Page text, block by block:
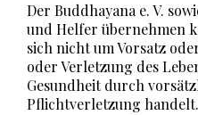
Der Buddhayana e. V.
und Helfer übernehmen
sich nicht um Vorsatz
oder Verletzung des
Gesundheit durch
Pflichtverletzung handelt.